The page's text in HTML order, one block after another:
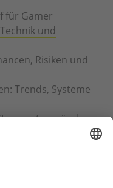
für Gamer
und
Risiken und
Trends, Systeme
verändern
Effizienz, Netze und